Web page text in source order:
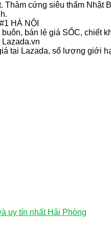
cứng siêu thấm
HÀ NỘI
bán lẻ giá SỐC, chiết
tại Lazada, số lượng giới
uy tín nhất Hải Phòng